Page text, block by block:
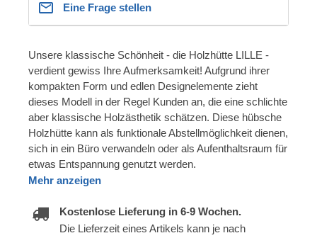
Eine Frage stellen
Unsere klassische Schönheit - die Holzhütte LILLE -
verdient gewiss Ihre Aufmerksamkeit! Aufgrund ihrer
kompakten Form und edlen Designelemente zieht
dieses Modell in der Regel Kunden an, die eine schlichte
aber klassische Holzästhetik schätzen. Diese hübsche
Holzhütte kann als funktionale Abstellmöglichkeit dienen,
sich in ein Büro verwandeln oder als Aufenthaltsraum für
etwas Entspannung genutzt werden.
Mehr anzeigen
Kostenlose Lieferung in 6-9 Wochen.
Die Lieferzeit eines Artikels kann je nach